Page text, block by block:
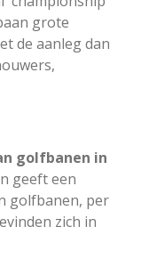
grote
de aanleg dan
golfbanen in
geeft een
golfbanen, per
zich in